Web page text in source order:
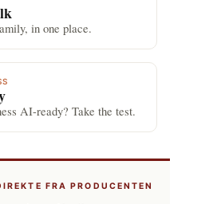
in one place.
AI-ready? Take the test.
FRA PRODUCENTEN